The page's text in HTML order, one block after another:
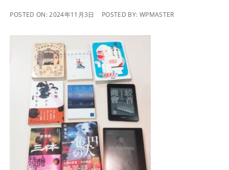
POSTED ON:2024年11月3日 POSTED BY: WPMASTER